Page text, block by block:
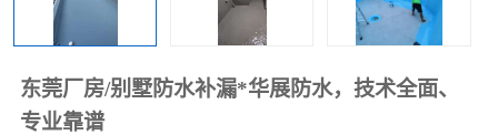
东莞厂房/别墅防水补漏*华展防水，技术全面、
专业靠谱